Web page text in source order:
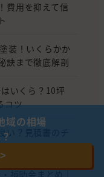
費用を抑えて信
装！いくらかか
訣まで徹底解剖
いくら？10坪
コツ
い？見積書のチ
域の相場
>